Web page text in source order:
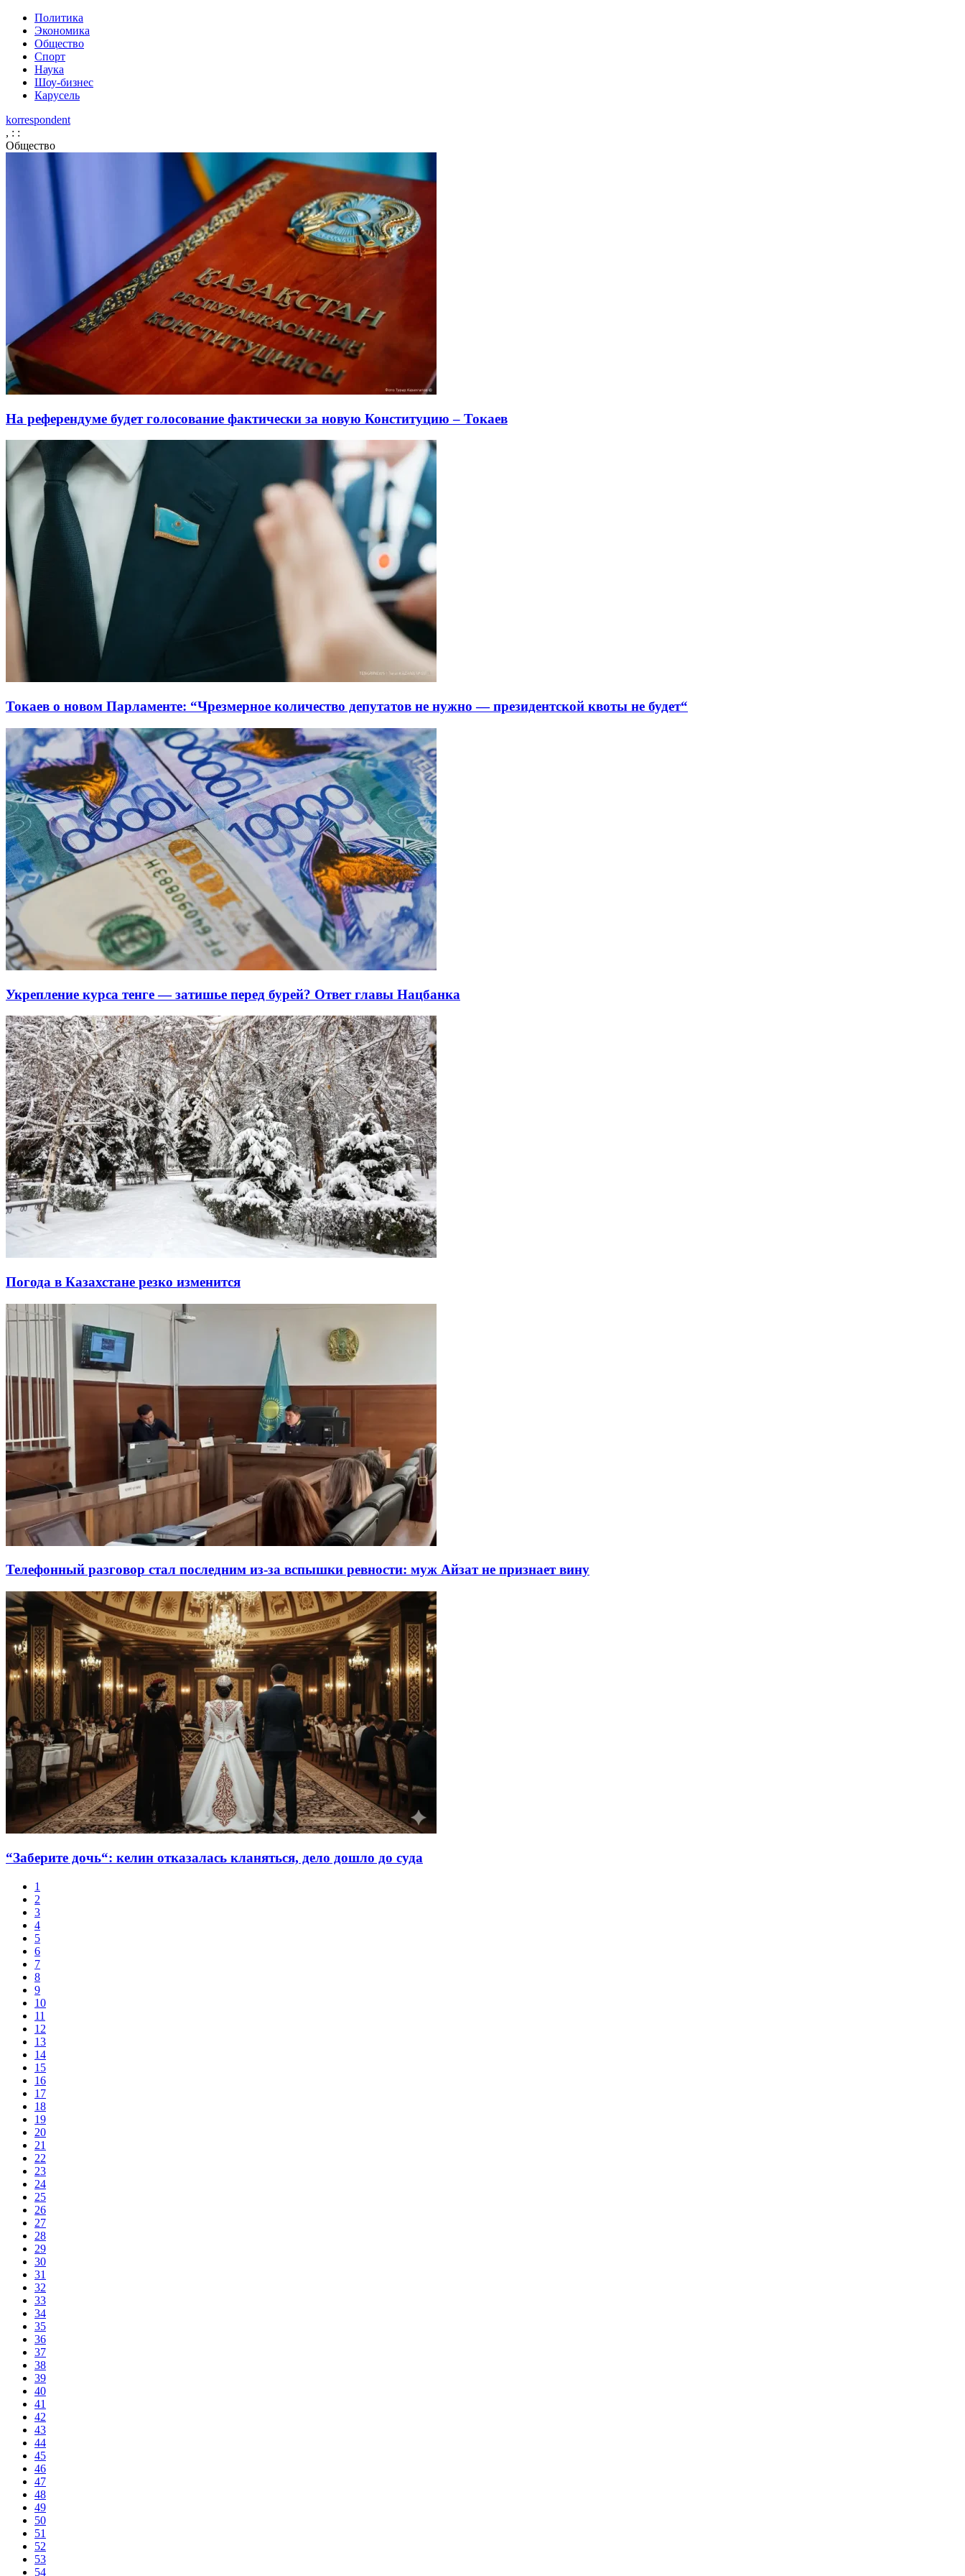
Политика
Экономика
Общество
Спорт
Наука
Шоу-бизнес
Карусель
korrespondent
, : :
Общество
На референдуме будет голосование фактически за новую Конституцию – Токаев
Токаев о новом Парламенте: “Чрезмерное количество депутатов не нужно — президентской квоты не будет“
Укрепление курса тенге — затишье перед бурей? Ответ главы Нацбанка
Погода в Казахстане резко изменится
Телефонный разговор стал последним из-за вспышки ревности: муж Айзат не признает вину
“Заберите дочь“: келин отказалась кланяться, дело дошло до суда
1
2
3
4
5
6
7
8
9
10
11
12
13
14
15
16
17
18
19
20
21
22
23
24
25
26
27
28
29
30
31
32
33
34
35
36
37
38
39
40
41
42
43
44
45
46
47
48
49
50
51
52
53
54